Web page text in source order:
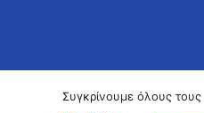
Συγκρίνουμε όλους